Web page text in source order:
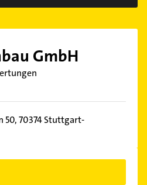
GmbH
50,70374Stuttgart-